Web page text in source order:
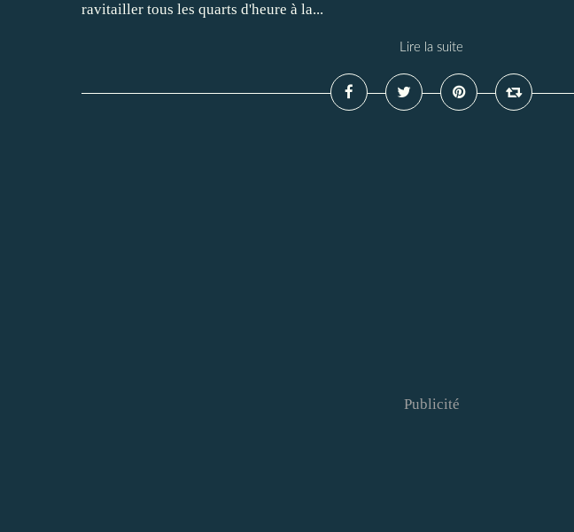
ravitailler tous les quarts d'heure à la...
Lire la suite
Publicité